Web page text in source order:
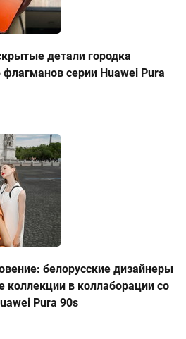
детали городка
серии Huawei Pura
белорусские дизайнеры
коллекции в коллаборации со
Pura 90s